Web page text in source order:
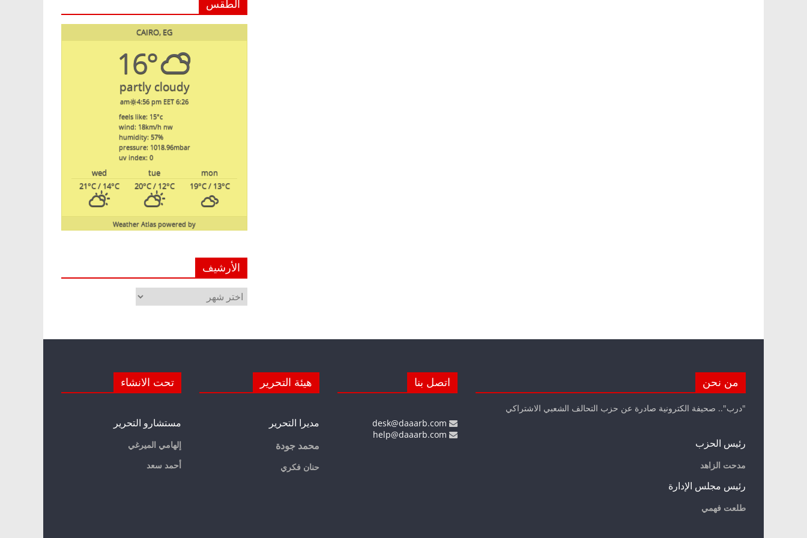
الطقس
CAIRO, EG
16°
partly cloudy
6:26 am
4:56 pm EET
feels like: 15°c
wind: 18km/h nw
humidity: 57%
pressure: 1018.96mbar
uv index: 0
mon
tue
wed
19°C/ 13°C
20°C/ 12°C
21°C/ 14°C
powered by
Weather Atlas
الأرشيف
الأرشيف
من نحن
"درب".. صحيفة الكترونية صادرة عن حزب التحالف الشعبي الاشتراكي
رئيس الحزب
مدحت الزاهد
رئيس مجلس الإدارة
طلعت فهمي
اتصل بنا هيئة التحرير
مديرا التحرير
محمد جودة
حنان فكري
تحت الانشاء
مستشارو التحرير
إلهامي الميرغي
أحمد سعد